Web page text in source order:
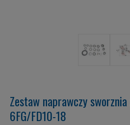
Zestaw naprawczy
6FG/FD10-18